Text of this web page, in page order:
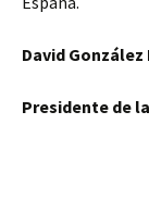
David González
Presidente de